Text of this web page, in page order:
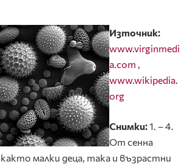
Източник:
www.virginmedi
a.com ,
www.wikipedia.
org
Снимки:1. – 4.
От сенна
малки деца, така и възрастни